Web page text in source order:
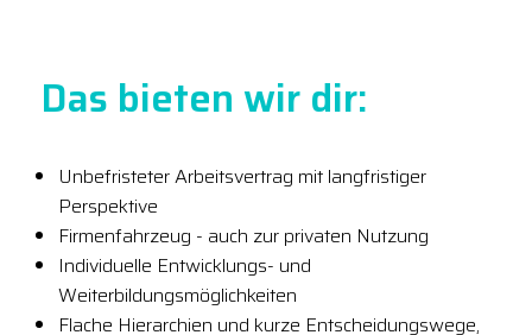
Das bieten wir dir:
Unbefristeter Arbeitsvertrag mit langfristiger
Perspektive
Firmenfahrzeug - auch zur privaten Nutzung
Individuelle Entwicklungs- und
Weiterbildungsmöglichkeiten
Flache Hierarchien und kurze Entscheidungswege,